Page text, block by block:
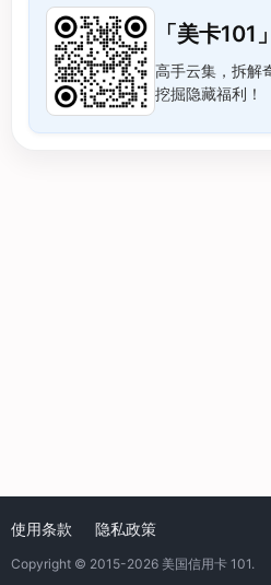
「美卡101
高手云集，拆解
挖掘隐藏福利！
使用条款 隐私政策
Copyright © 2015-2026 美国信用卡 101.